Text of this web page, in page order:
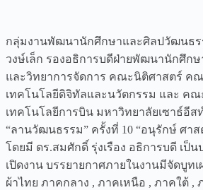
กลุ่มงานพัฒนานักศึกษาและศิลปวัฒนธร
วงษ์เล็ก รองอธิการบดีฝ่ายพัฒนานักศึ
และวิทยาการจัดการ คณะนิติศาสตร์ ค
เทคโนโลยีดิจิทัลและนวัตกรรม และ ค
เทคโนโลยีการบิน มหาวิทยาลัยเซาธ์อีส
“ลานวัฒนธรรม” ครั้งที่ 10 “อนุรักษ์ ศา
โดยมี ดร.สมศักดิ์ รุ่งเรือง อธิการบดี เป็
เปิดงาน บรรยายกาศภายในงานมีจัดบูท
ผ้าไทย ภาคกลาง , ภาคเหนือ , ภาคใต้ ,